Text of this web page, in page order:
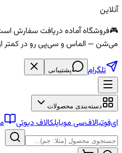
آنلاین
🎮فروشگاه آماده دریافت سفارش
می‌شن — الماس و سی‌پی رو در کمتر از ۱۵ دقیقه تحویل
تلگرام پشتیبانی
دسته‌بندی محصولات
ای‌فوتبالاف‌سی موبایلکالاف دیوتی